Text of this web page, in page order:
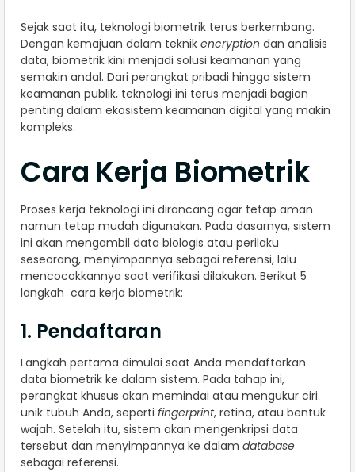
Sejak saat itu, teknologi biometrik terus berkembang.
Dengan kemajuan dalam teknik encryption dan analisis
data, biometrik kini menjadi solusi keamanan yang
semakin andal. Dari perangkat pribadi hingga sistem
keamanan publik, teknologi ini terus menjadi bagian
penting dalam ekosistem keamanan digital yang makin
kompleks.
Cara Kerja Biometrik
Proses kerja teknologi ini dirancang agar tetap aman
namun tetap mudah digunakan. Pada dasarnya, sistem
ini akan mengambil data biologis atau perilaku
seseorang, menyimpannya sebagai referensi, lalu
mencocokkannya saat verifikasi dilakukan. Berikut 5
langkah cara kerja biometrik:
1. Pendaftaran
Langkah pertama dimulai saat Anda mendaftarkan
data biometrik ke dalam sistem. Pada tahap ini,
perangkat khusus akan memindai atau mengukur ciri
unik tubuh Anda, seperti fingerprint, retina, atau bentuk
wajah. Setelah itu, sistem akan mengenkripsi data
tersebut dan menyimpannya ke dalam database
sebagai referensi.